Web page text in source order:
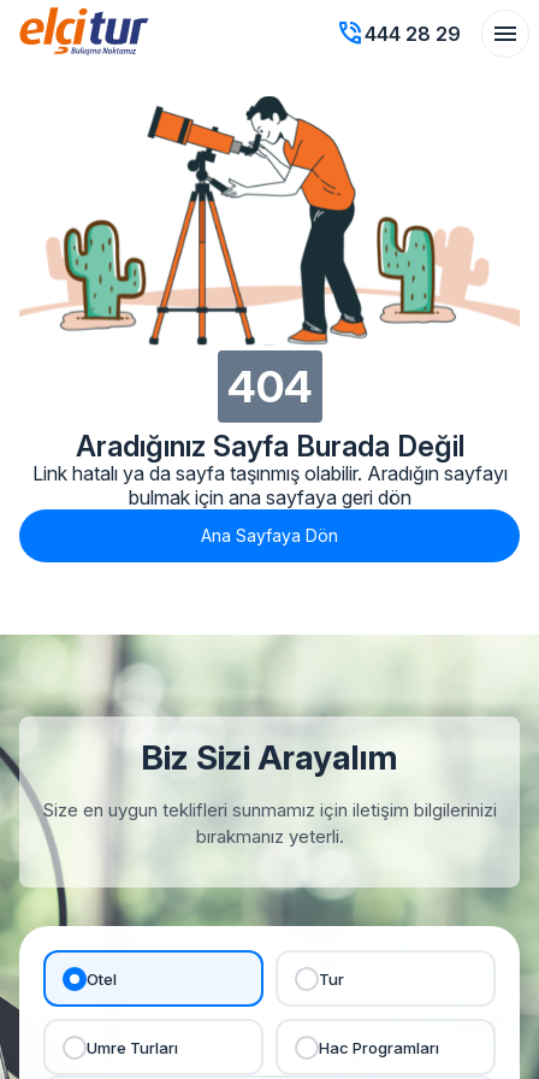
phone_in_talk444 28 29 menu
404
Aradığınız Sayfa Burada Değil
Link hatalı ya da sayfa taşınmış olabilir. Aradığın sayfayı
bulmak için ana sayfaya geri dön
Ana Sayfaya Dön
Otel Tur
Umre Turları Hac Programları
Biz Sizi Arayalım
Size en uygun teklifleri sunmamız için iletişim bilgilerinizi
bırakmanız yeterli.